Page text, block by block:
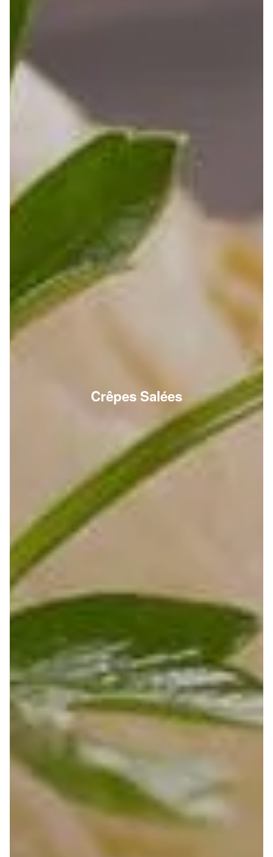
Crêpes Salées